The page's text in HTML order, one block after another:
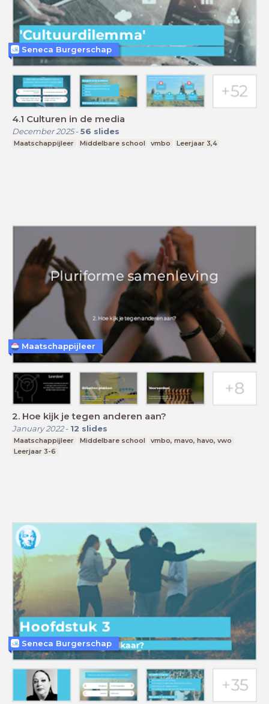
4.1 Culturen in de media
December 2025- 56 slides
Maatschappijleer Middelbare school vmbo Leerjaar 3,4
Seneca Burgerschap
2. Hoe kijk je tegen anderen aan?
January 2022- 12 slides
Maatschappijleer Middelbare school
vmbo, mavo, havo, vwo
Leerjaar 3-6
Maatschappijleer
Seneca Burgerschap